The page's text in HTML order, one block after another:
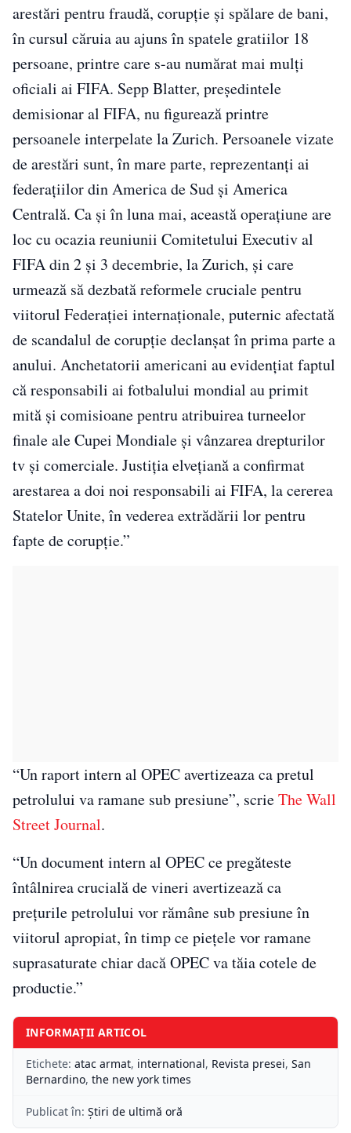
arestări pentru fraudă, corupţie şi spălare de bani,
în cursul căruia au ajuns în spatele gratiilor 18
persoane, printre care s-au numărat mai mulţi
oficiali ai FIFA. Sepp Blatter, preşedintele
demisionar al FIFA, nu figurează printre
persoanele interpelate la Zurich. Persoanele vizate
de arestări sunt, în mare parte, reprezentanţi ai
federaţiilor din America de Sud şi America
Centrală. Ca şi în luna mai, această operaţiune are
loc cu ocazia reuniunii Comitetului Executiv al
FIFA din 2 şi 3 decembrie, la Zurich, şi care
urmează să dezbată reformele cruciale pentru
viitorul Federaţiei internaţionale, puternic afectată
de scandalul de corupţie declanşat în prima parte a
anului. Anchetatorii americani au evidenţiat faptul
că responsabili ai fotbalului mondial au primit
mită şi comisioane pentru atribuirea turneelor
finale ale Cupei Mondiale şi vânzarea drepturilor
tv şi comerciale. Justiţia elveţiană a confirmat
arestarea a doi noi responsabili ai FIFA, la cererea
Statelor Unite, în vederea extrădării lor pentru
fapte de corupţie.”
“Un raport intern al OPEC avertizeaza ca pretul
petrolului va ramane sub presiune”, scrieThe Wall
Street Journal.
“Un document intern al OPEC ce pregăteste
întâlnirea crucială de vineri avertizează ca
prețurile petrolului vor rămâne sub presiune în
viitorul apropiat, în timp ce piețele vor ramane
suprasaturate chiar dacă OPEC va tăia cotele de
productie.”
INFORMAȚII ARTICOL
Etichete: atac armat, international, Revista presei, San
Bernardino, the new york times
Publicat în: Știri de ultimă oră